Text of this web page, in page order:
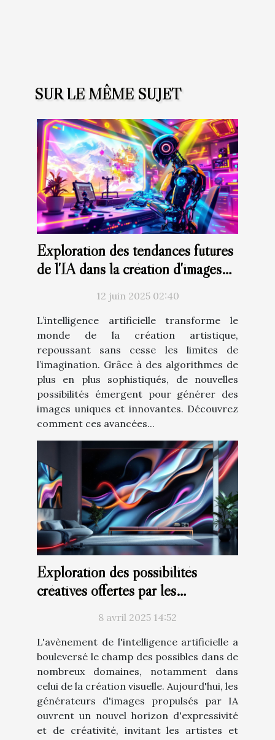
SUR LE MÊME SUJET
Exploration des tendances futures
de l'IA dans la création d'images
12 juin 2025 02:40
L’intelligence artificielle transforme le
monde de la création artistique,
repoussant sans cesse les limites de
l’imagination. Grâce à des algorithmes de
plus en plus sophistiqués, de nouvelles
possibilités émergent pour générer des
images uniques et innovantes. Découvrez
comment ces avancées...
Exploration des possibilités
créatives offertes par les
générateurs d'images à base d'IA
8 avril 2025 14:52
L'avènement de l'intelligence artificielle a
bouleversé le champ des possibles dans de
nombreux domaines, notamment dans
celui de la création visuelle. Aujourd'hui, les
générateurs d'images propulsés par IA
ouvrent un nouvel horizon d'expressivité
et de créativité, invitant les artistes et